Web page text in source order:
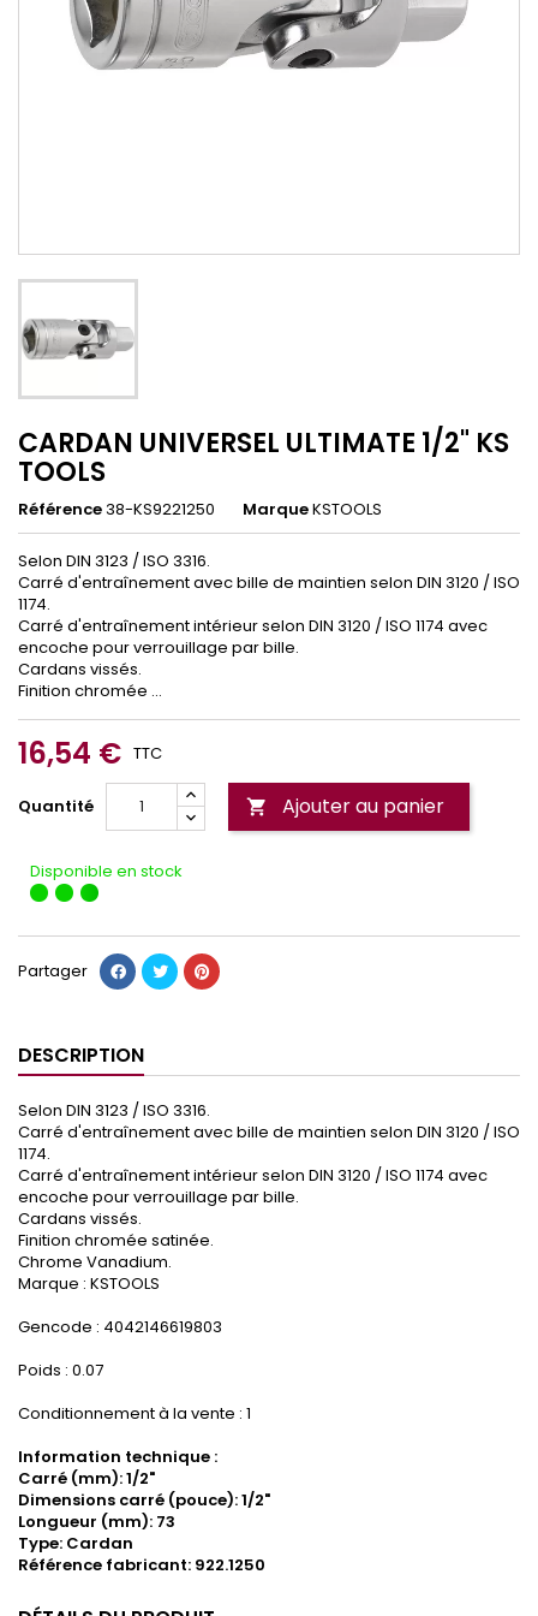
CARDAN UNIVERSEL ULTIMATE 1/2" KS
TOOLS
Référence38-KS9221250 MarqueKSTOOLS
Selon DIN 3123 / ISO 3316.
Carré d'entraînement avec bille de maintien selon DIN 3120 / ISO
1174.
Carré d'entraînement intérieur selon DIN 3120 / ISO 1174 avec
encoche pour verrouillage par bille.
Cardans vissés.
Finition chromée ...
16,54 € TTC
Quantité  Ajouter au panier
Disponible en stock
Partager
DESCRIPTION
Selon DIN 3123 / ISO 3316.
Carré d'entraînement avec bille de maintien selon DIN 3120 / ISO
1174.
Carré d'entraînement intérieur selon DIN 3120 / ISO 1174 avec
encoche pour verrouillage par bille.
Cardans vissés.
Finition chromée satinée.
Chrome Vanadium.
Marque : KSTOOLS
Gencode : 4042146619803
Poids : 0.07
Conditionnement à la vente : 1
Information technique :
Carré (mm): 1/2"
Dimensions carré (pouce): 1/2"
Longueur (mm): 73
Type: Cardan
Référence fabricant: 922.1250